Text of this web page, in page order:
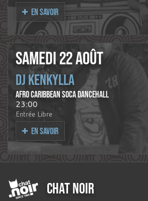
EN SAVOIR
SAMEDI 22 AOÛT
DJ KENKYLLA
AFRO CARIBBEAN SOCA DANCEHALL
23:00
Entrée Libre
EN SAVOIR
CHAT NOIR